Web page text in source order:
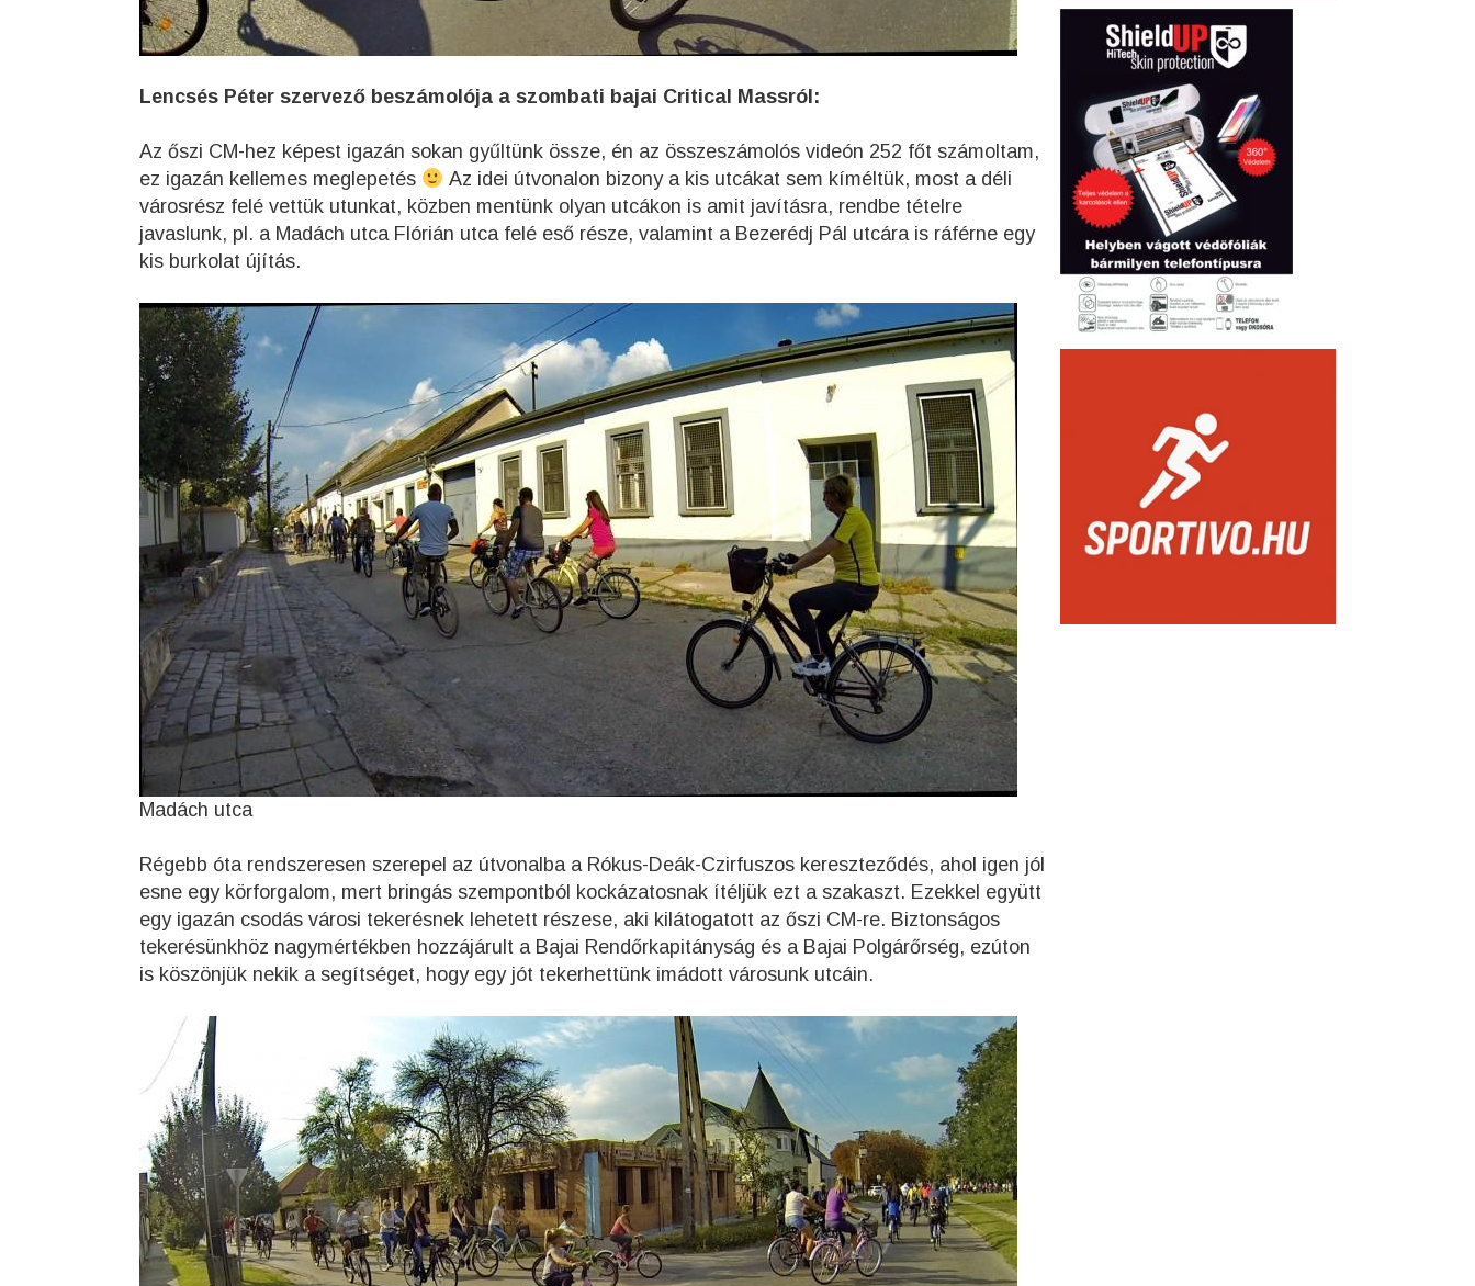
Lencsés Péter szervező beszámolója a szombati bajai Critical Massról:
Az őszi CM-hez képest igazán sokan gyűltünk össze, én az összeszámolós videón 252 főt számoltam,
ez igazán kellemes meglepetés
Az idei útvonalon bizony a kis utcákat sem kíméltük, most a déli
városrész felé vettük utunkat, közben mentünk olyan utcákon is amit javításra, rendbe tételre
javaslunk, pl. a Madách utca Flórián utca felé eső része, valamint a Bezerédj Pál utcára is ráférne egy
kis burkolat újítás.
Madách utca
Régebb óta rendszeresen szerepel az útvonalba a Rókus-Deák-Czirfuszos kereszteződés, ahol igen jól
esne egy körforgalom, mert bringás szempontból kockázatosnak ítéljük ezt a szakaszt. Ezekkel együtt
egy igazán csodás városi tekerésnek lehetett részese, aki kilátogatott az őszi CM-re. Biztonságos
tekerésünkhöz nagymértékben hozzájárult a Bajai Rendőrkapitányság és a Bajai Polgárőrség, ezúton
is köszönjük nekik a segítséget, hogy egy jót tekerhettünk imádott városunk utcáin.